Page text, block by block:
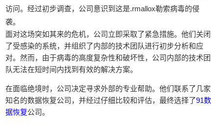
访问。经过初步调查，公司意识到这是.rmallox勒索病毒的侵
袭。
面对这场突如其来的危机，公司立即采取了紧急措施。他们关闭
了受感染的系统，并组织了内部的技术团队进行初步分析和应
对。然而，由于病毒的高度复杂性和破坏性，公司内部的技术团
队无法在短时间内找到有效的解决方案。
在面临绝境时，公司决定寻求外部的专业帮助。他们联系了几家
知名的数据恢复公司，并经过仔细比较和评估，最终选择了91数
据恢复公司。